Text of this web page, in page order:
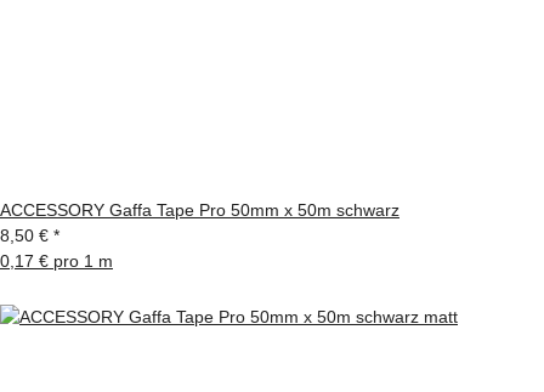
ACCESSORY Gaffa Tape Pro 50mm x 50m schwarz
8,50 € *
0,17 € pro 1 m